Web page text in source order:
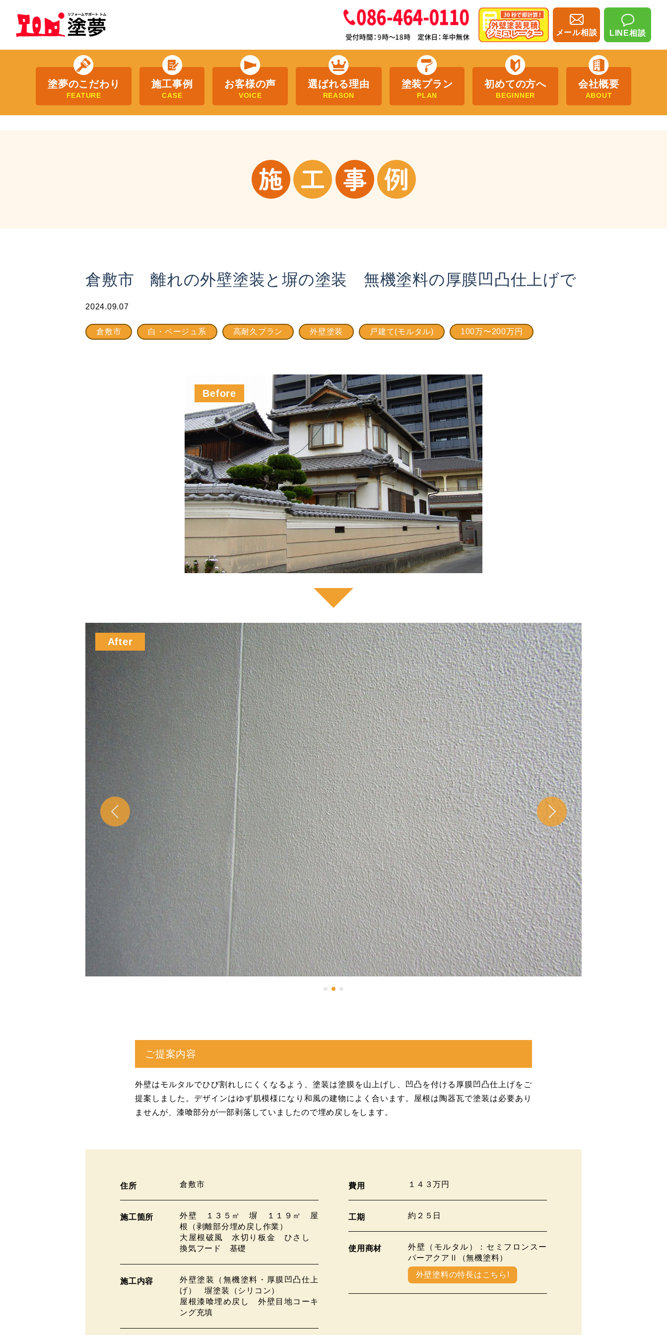
メール相談 LINE相談
塗夢のこだわり
FEATURE
施工事例
CASE
お客様の声
VOICE
選ばれる理由
REASON
塗装プラン
PLAN
初めての方へ
BEGINNER
会社概要
ABOUT
倉敷市 離れの外壁塗装と塀の塗装 無機塗料の厚膜凹凸仕上げで
2024.09.07
倉敷市 白・ベージュ系 高耐久プラン 外壁塗装 戸建て(モルタル) 100万〜200万円
ご提案内容
外壁はモルタルでひび割れしにくくなるよう、塗装は塗膜を山上げし、凹凸を付ける厚膜凹凸仕上げをご
提案しました。デザインはゆず肌模様になり和風の建物によく合います。屋根は陶器瓦で塗装は必要あり
ませんが、漆喰部分が一部剥落していましたので埋め戻しをします。
住所 倉敷市
施工箇所
外壁 １３５㎡ 塀 １１９㎡ 屋
根（剥離部分埋め戻し作業）
大屋根破風 水切り板金 ひさし
換気フード 基礎
施工内容
外壁塗装（無機塗料・厚膜凹凸仕上
げ） 塀塗装（シリコン）
屋根漆喰埋め戻し 外壁目地コーキ
ング充填
費用 １４３万円
工期 約２５日
使用商材
外壁（モルタル）：セミフロンスー
パーアクアⅡ（無機塗料）
外壁塗料の特長はこちら!